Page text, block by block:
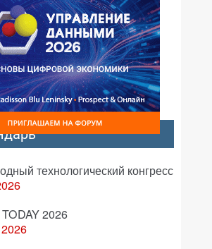
технологический конгресс
2026